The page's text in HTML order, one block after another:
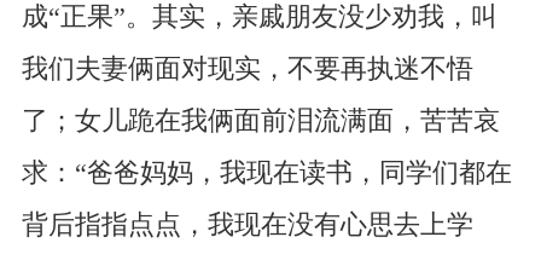
成“正果”。其实，亲戚朋友没少劝我，叫
我们夫妻俩面对现实，不要再执迷不悟
了；女儿跪在我俩面前泪流满面，苦苦哀
求：“爸爸妈妈，我现在读书，同学们都在
背后指指点点，我现在没有心思去上学